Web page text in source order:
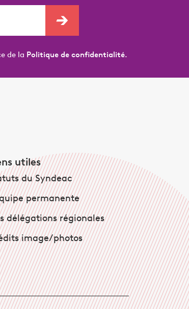
de la Politique de confidentialité.
utiles
du Syndeac
permanente
délégations régionales
image/photos